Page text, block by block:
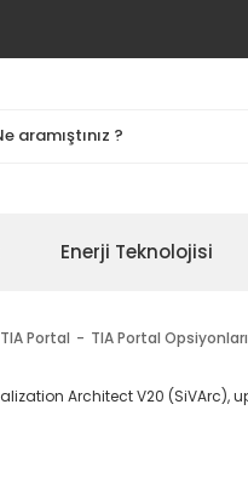
Enerji Teknolojisi
TIA Portal TIA Portal Opsiyonları